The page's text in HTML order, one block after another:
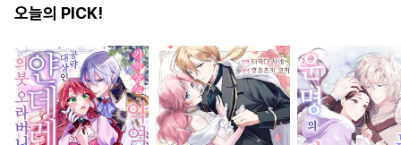
오늘의 PICK!